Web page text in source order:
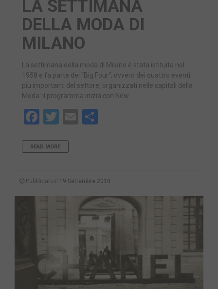
LA SETTIMANA
DELLA MODA DI
MILANO
La settimana della moda di Milano è stata istituita nel
1958 e fa parte dei “Big Four“, ovvero dei quattro eventi
più importanti del settore, organizzati nelle capitali della
Moda: il programma inizia con New…
Facebook
Twitter
Email
READ MORE
Pubblicato il 19 Settembre 2018